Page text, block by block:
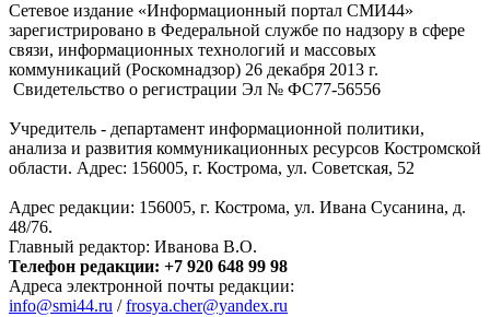
Сетевое издание «Информационный портал СМИ44»
зарегистрировано в Федеральной службе по надзору в сфере
связи, информационных технологий и массовых
коммуникаций (Роскомнадзор) 26 декабря 2013 г.
Свидетельство о регистрации Эл № ФC77-56556
Учредитель - департамент информационной политики,
анализа и развития коммуникационных ресурсов Костромской
области. Адрес: 156005, г. Кострома, ул. Советская, 52
Адрес редакции: 156005, г. Кострома, ул. Ивана Сусанина, д.
48/76.
Главный редактор: Иванова В.О.
Телефон редакции: +7 920 648 99 98
Адреса электронной почты редакции:
info@smi44.ru /frosya.cher@yandex.ru